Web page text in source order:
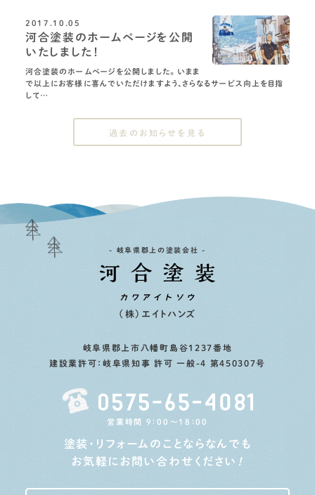
2017.10.05
河合塗装のホームページを公開
いたしました！
河合塗装のホームページを公開しました。 いまま
で以上にお客様に喜んでいただけますよう、さらなるサービス向上を目指
して…
過去のお知らせを見る
- 岐阜県郡上の塗装会社 -
（株）エイトハンズ
岐阜県郡上市八幡町島谷1237番地
建設業許可：岐阜県知事 許可 一般-4 第450307号
営業時間 9：00〜18：00
塗装・リフォームのことならなんでも
お気軽にお問い合わせください ！